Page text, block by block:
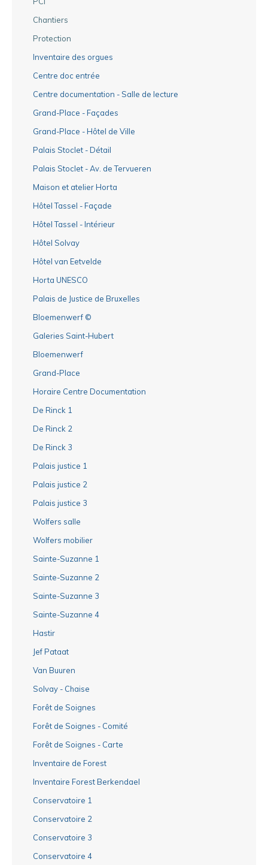
Chantiers
Protection
Inventaire des orgues
Centre doc entrée
Centre documentation - Salle de lecture
Grand-Place - Façades
Grand-Place - Hôtel de Ville
Palais Stoclet - Détail
Palais Stoclet - Av. de Tervueren
Maison et atelier Horta
Hôtel Tassel - Façade
Hôtel Tassel - Intérieur
Hôtel Solvay
Hôtel van Eetvelde
Horta UNESCO
Palais de Justice de Bruxelles
Bloemenwerf ©
Galeries Saint-Hubert
Bloemenwerf
Grand-Place
Horaire Centre Documentation
De Rinck 1
De Rinck 2
De Rinck 3
Palais justice 1
Palais justice 2
Palais justice 3
Wolfers salle
Wolfers mobilier
Sainte-Suzanne 1
Sainte-Suzanne 2
Sainte-Suzanne 3
Sainte-Suzanne 4
Hastir
Jef Pataat
Van Buuren
Solvay - Chaise
Forêt de Soignes
Forêt de Soignes - Comité
Forêt de Soignes - Carte
Inventaire de Forest
Inventaire Forest Berkendael
Conservatoire 1
Conservatoire 2
Conservatoire 3
Conservatoire 4